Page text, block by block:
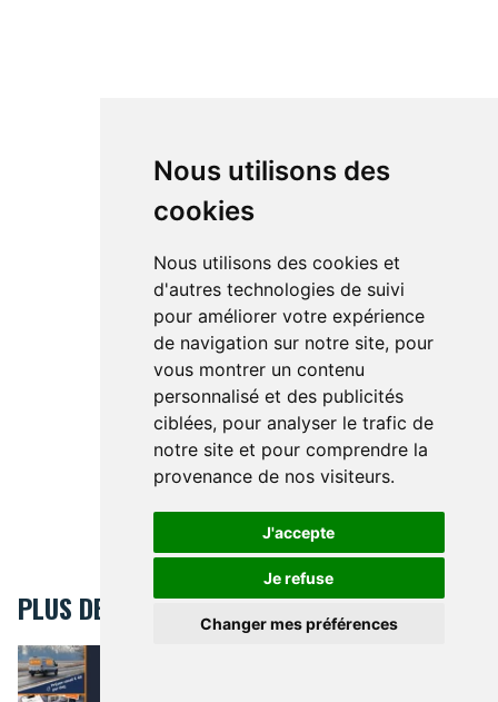
Nous utilisons des
cookies
Nous utilisons des cookies et
d'autres technologies de suivi
pour améliorer votre expérience
de navigation sur notre site, pour
vous montrer un contenu
personnalisé et des publicités
ciblées, pour analyser le trafic de
notre site et pour comprendre la
provenance de nos visiteurs.
J'accepte
Je refuse
Changer mes préférences
PLUS DE BRUSSELSLIFE
Se déplacer en Belgique : pourquoi la location de voiture